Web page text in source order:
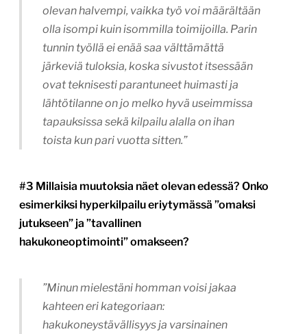
olevan halvempi, vaikka työ voi määrältään
olla isompi kuin isommilla toimijoilla. Parin
tunnin työllä ei enää saa välttämättä
järkeviä tuloksia, koska sivustot itsessään
ovat teknisesti parantuneet huimasti ja
lähtötilanne on jo melko hyvä useimmissa
tapauksissa sekä kilpailu alalla on ihan
toista kun pari vuotta sitten.”
#3 Millaisia muutoksia näet olevan edessä? Onko
esimerkiksi hyperkilpailu eriytymässä ”omaksi
jutukseen” ja ”tavallinen
hakukoneoptimointi” omakseen?
”Minun mielestäni homman voisi jakaa
kahteen eri kategoriaan:
hakukoneystävällisyys ja varsinainen